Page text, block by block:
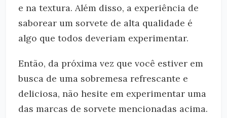
e na textura. Além disso, a experiência de
saborear um sorvete de alta qualidade é
algo que todos deveriam experimentar.
Então, da próxima vez que você estiver em
busca de uma sobremesa refrescante e
deliciosa, não hesite em experimentar uma
das marcas de sorvete mencionadas acima.